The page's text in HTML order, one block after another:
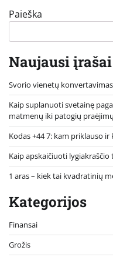
Paieška
Naujausi įrašai
Svorio vienetų
Kaip suplanuoti svetainę
matmenų iki patogių praėjimų
Kodas +44 7: kam priklauso
Kaip apskaičiuoti
1 aras – kiek tai kvadratinių
Kategorijos
Finansai
Grožis